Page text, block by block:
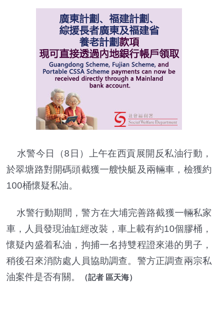
水警今日（8日）上午在西貢展開反私油行動，
於翠塘路對開碼頭截獲一艘快艇及兩輛車，檢獲約
100桶懷疑私油。
水警行動期間，警方在大埔完善路截獲一輛私家
車，人員發現油缸經改裝，車上載有約10個膠桶，
懷疑內盛着私油，拘捕一名持雙程證來港的男子，
稍後召來消防處人員協助調查。警方正調查兩宗私
油案件是否有關。
（記者 區天海）